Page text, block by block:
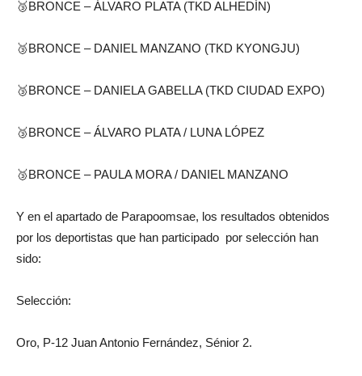
🥉BRONCE – ÁLVARO PLATA (TKD ALHEDÍN)
🥉BRONCE – DANIEL MANZANO (TKD KYONGJU)
🥉BRONCE – DANIELA GABELLA (TKD CIUDAD EXPO)
🥉BRONCE – ÁLVARO PLATA / LUNA LÓPEZ
🥉BRONCE – PAULA MORA / DANIEL MANZANO
Y en el apartado de Parapoomsae, los resultados obtenidos
por los deportistas que han participado por selección han
sido:
Selección:
Oro, P-12 Juan Antonio Fernández, Sénior 2.